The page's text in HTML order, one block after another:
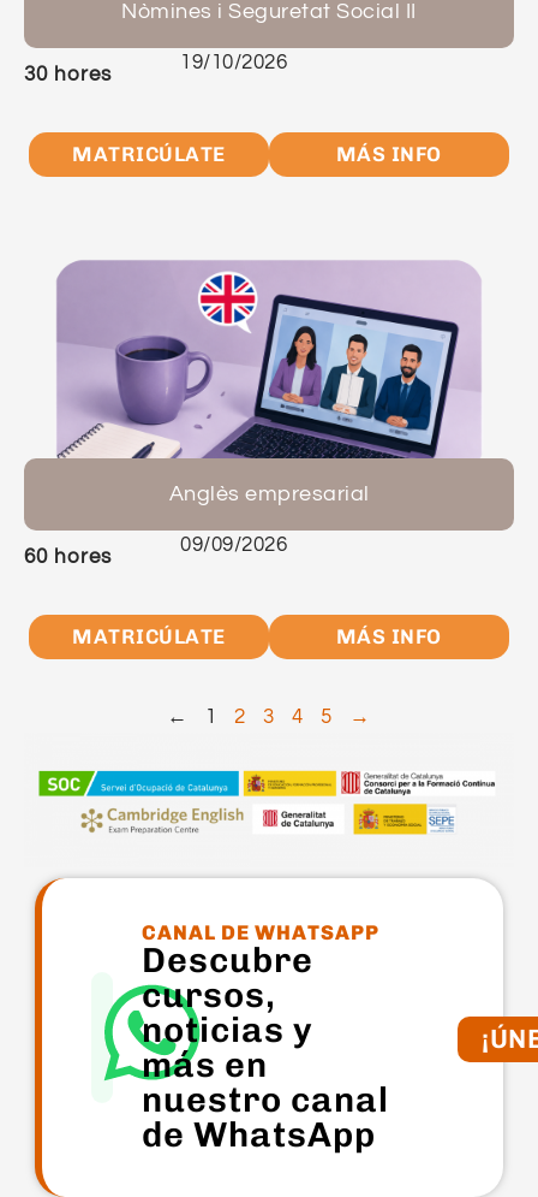
Nòmines i Seguretat Social II
30 hores
19/10/2026
MATRICÚLATE MÁS INFO
Anglès empresarial
60 hores
09/09/2026
MATRICÚLATE MÁS INFO
← 1 2 3 4 5 →
CANAL DE WHATSAPP
Descubre
cursos,
noticias y
más en
nuestro canal
de WhatsApp